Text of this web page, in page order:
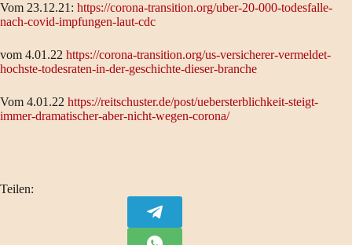
Vom 23.12.21: https://corona-transition.org/uber-20-000-todesfalle-
nach-covid-impfungen-laut-cdc
vom 4.01.22 https://corona-transition.org/us-versicherer-vermeldet-
hochste-todesraten-in-der-geschichte-dieser-branche
Vom 4.01.22 https://reitschuster.de/post/uebersterblichkeit-steigt-
immer-dramatischer-aber-nicht-wegen-corona/
Teilen: